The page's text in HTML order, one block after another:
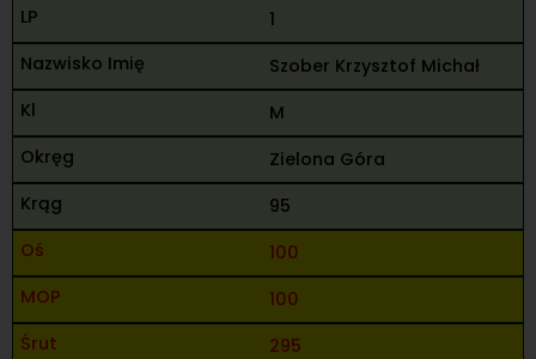
1
Szober Krzysztof Michał
M
Zielona Góra
95
100
100
295